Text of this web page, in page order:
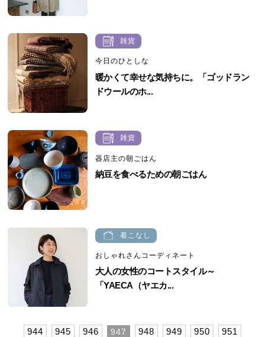
雑貨
今日のひとしな
暖かくて幸せな気持ちに。「ゴッドラン
ドウールのホ...
雑貨
器店主の朝ごはん
納豆を食べるための朝ごはん
着こなし
おしゃれさんコーディネート
大人の女性のコートスタイル～
「YAECA（ヤエカ...
944 945 946 947 948 949 950 951